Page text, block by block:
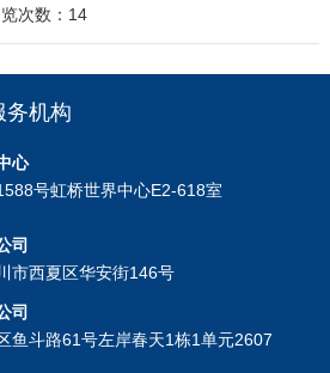
次数：14
务机构
心
号虹桥世界中心E2-618室
司
市西夏区华安街146号
司
鱼斗路61号左岸春天1栋1单元2607